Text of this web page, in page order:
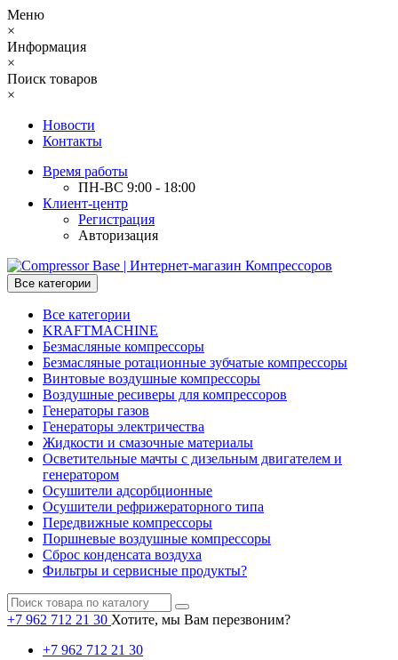
Меню
×
Информация
×
Поиск товаров
×
Новости
Контакты
Время работы
ПН-ВС 9:00 - 18:00
Клиент-центр
Регистрация
Авторизация
Все категории
Все категории
KRAFTMACHINE
Безмасляные компрессоры
Безмасляные ротационные зубчатые компрессоры
Винтовые воздушные компрессоры
Воздушные ресиверы для компрессоров
Генераторы газов
Генераторы электричества
Жидкости и смазочные материалы
Осветительные мачты с дизельным двигателем и
генератором
Осушители адсорбционные
Осушители рефрижераторного типа
Передвижные компрессоры
Поршневые воздушные компрессоры
Сброс конденсата воздуха
Фильтры и сервисные продукты?
+7 962 712 21 30 Хотите, мы Вам перезвоним?
+7 962 712 21 30